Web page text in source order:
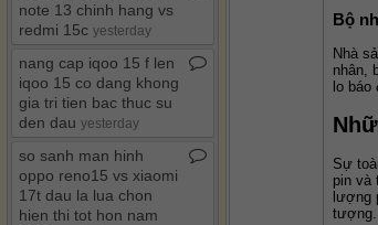
Bộ
Nhà
nhân,
lo
Sự
pin và
lượng
tượng.
note 13 chinh hang vs
redmi 15c yesterday
nang cap iqoo 15 f len
iqoo 15 co dang khong
gia tri tien bac thuc su
den dau yesterday
so sanh man hinh
oppo reno15 vs xiaomi
17t dau la lua chon
hien thi tot hon nam